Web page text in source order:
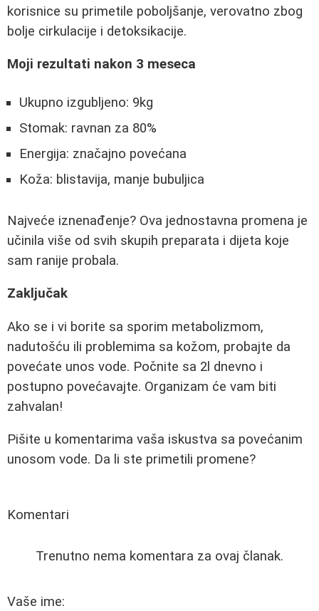
korisnice su primetile poboljšanje, verovatno zbog
bolje cirkulacije i detoksikacije.
Moji rezultati nakon 3 meseca
Ukupno izgubljeno: 9kg
Stomak: ravnan za 80%
Energija: značajno povećana
Koža: blistavija, manje bubuljica
Najveće iznenađenje? Ova jednostavna promena je
učinila više od svih skupih preparata i dijeta koje
sam ranije probala.
Zaključak
Ako se i vi borite sa sporim metabolizmom,
nadutošću ili problemima sa kožom, probajte da
povećate unos vode. Počnite sa 2l dnevno i
postupno povećavajte. Organizam će vam biti
zahvalan!
Pišite u komentarima vaša iskustva sa povećanim
unosom vode. Da li ste primetili promene?
Komentari
Trenutno nema komentara za ovaj članak.
Vaše ime: